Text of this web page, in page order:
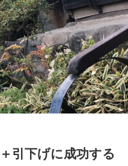
引下げに成功する